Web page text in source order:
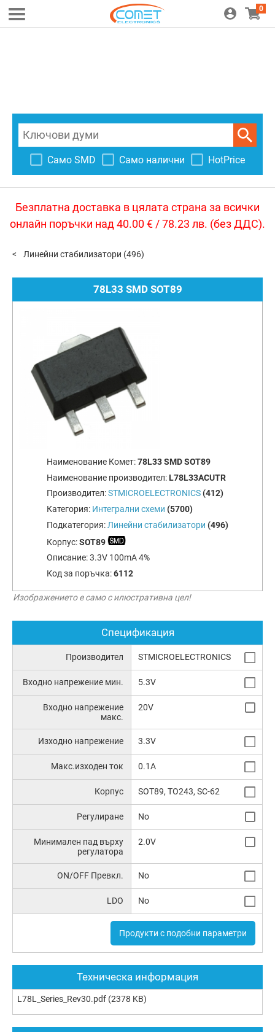
0
Само SMD Само налични HotPrice
Безплатна доставка в цялата страна за всички
онлайн поръчки над 40.00 € / 78.23 лв. (без ДДС).
Линейни стабилизатори (496)
78L33 SMD SOT89
Наименование Комет:78L33 SMD SOT89
Наименование производител: L78L33ACUTR
Производител:STMICROELECTRONICS(412)
Категория: Интегрални схеми (5700)
Подкатегория: Линейни стабилизатори (496)
Корпус:SOT89
Описание:3.3V 100mA 4%
Код за поръчка:6112
Изображението е само с илюстративна цел!
Спецификация
Производител STMICROELECTRONICS
Входно напрежение мин. 5.3V
Входно напрежение
макс.
20V
Изходно напрежение 3.3V
Макс.изходен ток 0.1A
Корпус SOT89, TO243, SC-62
Регулиране No
Минимален пад върху
регулатора
2.0V
ON/OFF Превкл. No
LDO No
Продукти с подобни параметри
Техническа информация
L78L_Series_Rev30.pdf (2378 KB)